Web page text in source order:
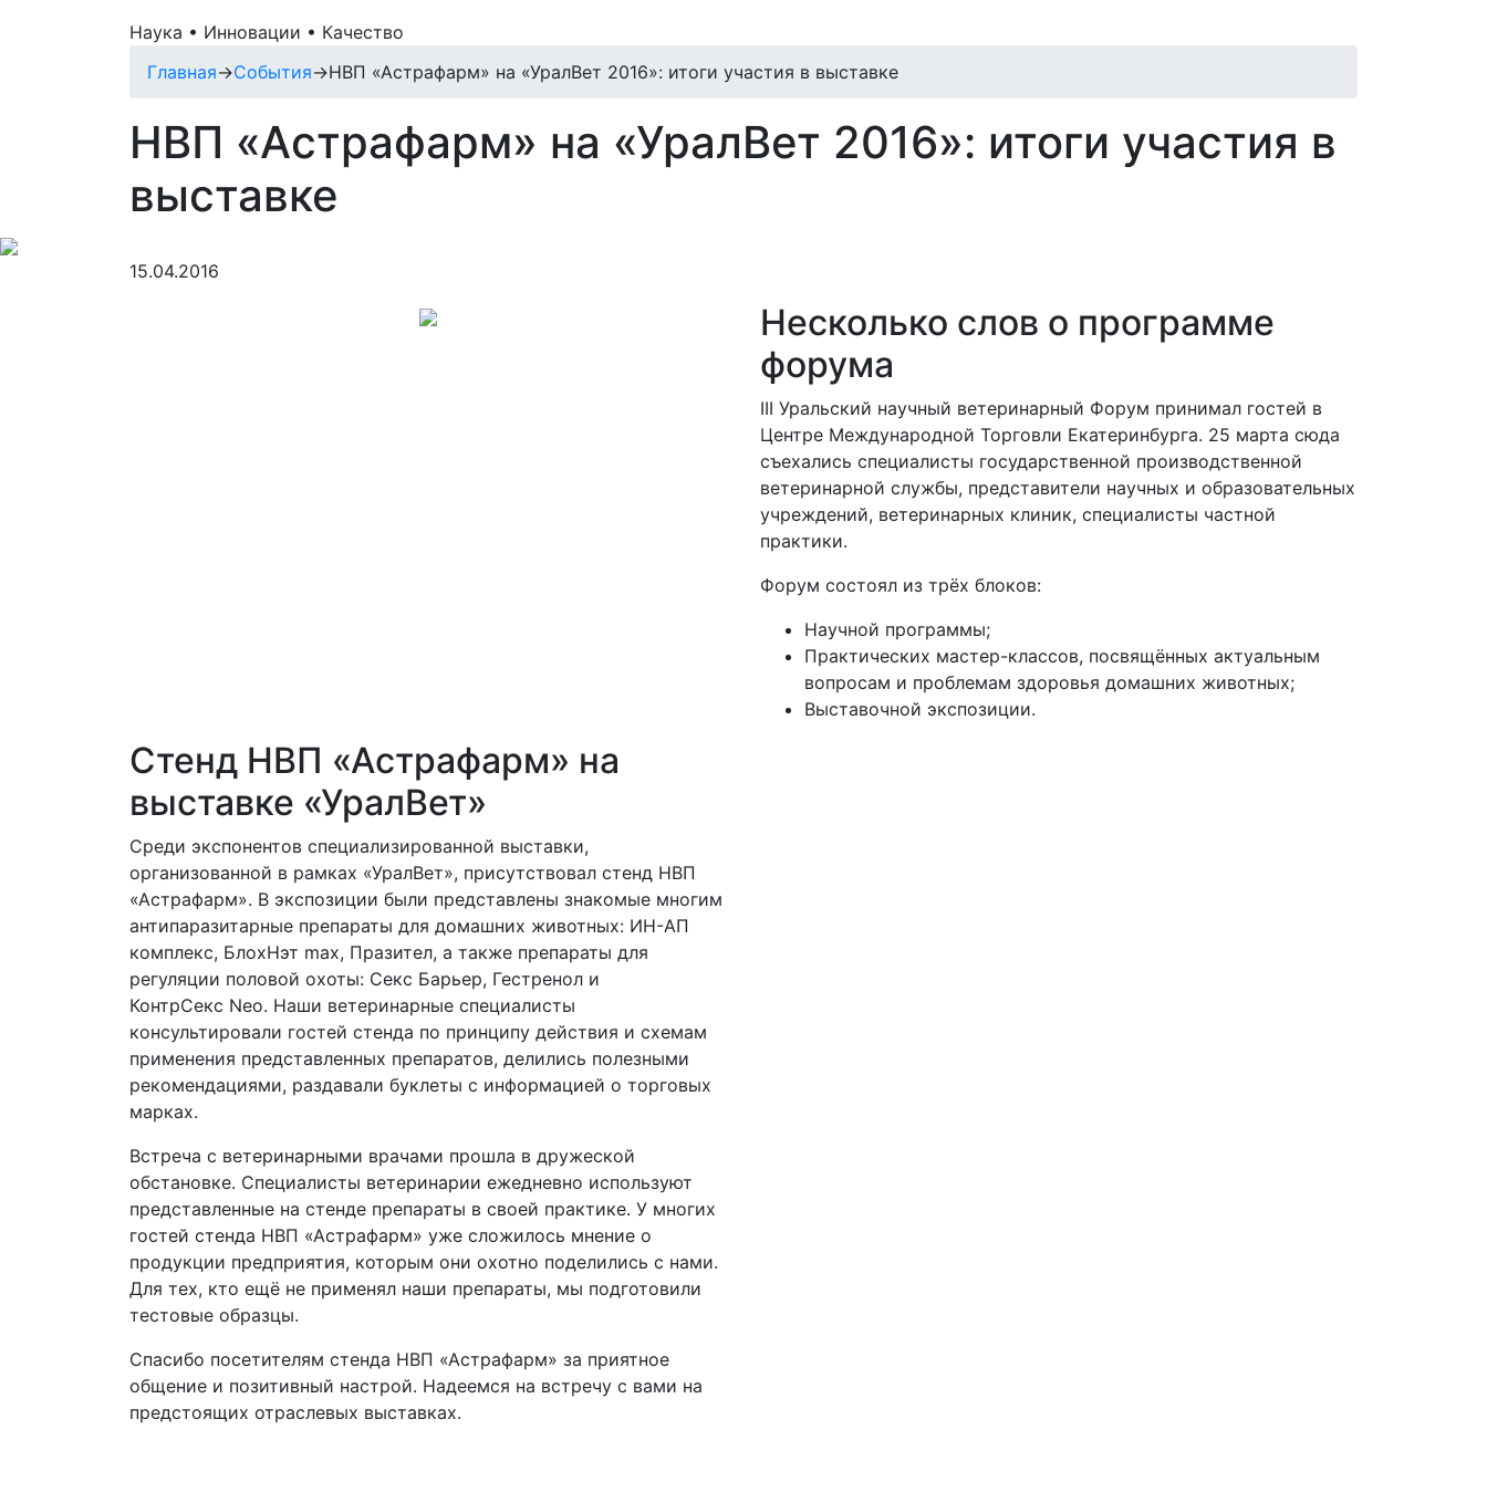
Наука • Инновации • Качество
Главная→События→НВП «Астрафарм» на «УралВет 2016»: итоги участия в выставке
НВП «Астрафарм» на «УралВет 2016»: итоги участия в
выставке
15.04.2016
Несколько слов о программе
форума
III Уральский научный ветеринарный Форум принимал гостей в
Центре Международной Торговли Екатеринбурга. 25 марта сюда
съехались специалисты государственной производственной
ветеринарной службы, представители научных и образовательных
учреждений, ветеринарных клиник, специалисты частной
практики.
Форум состоял из трёх блоков:
Научной программы;
Практических мастер-классов, посвящённых актуальным
вопросам и проблемам здоровья домашних животных;
Выставочной экспозиции.
Стенд НВП «Астрафарм» на
выставке «УралВет»
Среди экспонентов специализированной выставки,
организованной в рамках «УралВет», присутствовал стенд НВП
«Астрафарм». В экспозиции были представлены знакомые многим
антипаразитарные препараты для домашних животных: ИН-АП
комплекс, БлохНэт max, Празител, а также препараты для
регуляции половой охоты: Секс Барьер, Гестренол и
КонтрСекс Neo. Наши ветеринарные специалисты
консультировали гостей стенда по принципу действия и схемам
применения представленных препаратов, делились полезными
рекомендациями, раздавали буклеты с информацией о торговых
марках.
Встреча с ветеринарными врачами прошла в дружеской
обстановке. Специалисты ветеринарии ежедневно используют
представленные на стенде препараты в своей практике. У многих
гостей стенда НВП «Астрафарм» уже сложилось мнение о
продукции предприятия, которым они охотно поделились с нами.
Для тех, кто ещё не применял наши препараты, мы подготовили
тестовые образцы.
Спасибо посетителям стенда НВП «Астрафарм» за приятное
общение и позитивный настрой. Надеемся на встречу с вами на
предстоящих отраслевых выставках.